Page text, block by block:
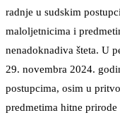
radnje u sudskim
maloljetnicima i
nenadoknadiva šteta. U
29. novembra 2024.
postupcima, osim u
predmetima hitne